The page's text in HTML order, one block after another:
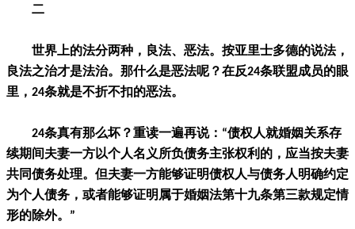
二
世界上的法分两种，良法、恶法。按亚里士多德的说法，
良法之治才是法治。那什么是恶法呢？在反24条联盟成员的眼
里，24条就是不折不扣的恶法。
24条真有那么坏？重读一遍再说：“债权人就婚姻关系存
续期间夫妻一方以个人名义所负债务主张权利的，应当按夫妻
共同债务处理。但夫妻一方能够证明债权人与债务人明确约定
为个人债务，或者能够证明属于婚姻法第十九条第三款规定情
形的除外。”